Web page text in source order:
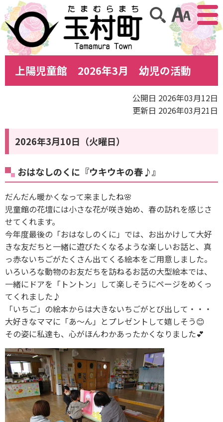
アクセ
サイト内検索
上陽児童館 2026年3月 幼児の活動
公開日 2026年03月12日
更新日 2026年03月21日
2026年3月10日（火曜日）
おはなしのくに『ウキウキの春♪』
だんだん暖かくなって来ましたね🌸
児童館の花壇には小さな花が咲き始め、春の訪れを感じさ
せてくれます。
今年度最後の「おはなしのくに」では、お出かけして大好
きな友だちと一緒に遊びたくなるような楽しいお話と、真
っ赤ないちごがたくさん出てくる絵本をご用意しました。
いろいろな動物のお友だちを訪ねるお話の大型絵本では、
一緒にドアを「トントン」して楽しそうにページをめくっ
てくれました♪
「いちご」の絵本からは大きないちごがとび出して・・・
大好きなママに「あ〜ん」とプレゼントして嬉しそう😊
その姿に私達も、心がほんわかあったかくなりました💕